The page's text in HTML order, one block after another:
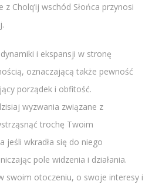
z Cholq’ij wschód Słońca przynosi
i ekspansji w stronę
oznaczającą także pewność
porządek i obfitość.
wyzwania związane z
trochę Twoim
jeśli wkradła się do niego
pole widzenia i działania.
swoim otoczeniu, o swoje interesy i